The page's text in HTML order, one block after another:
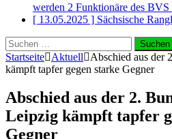
werden 2 Funktionäre des BVS
[ 13.05.2025 ] Sächsische
Suchen
nach:
Startseite Aktuell
Abschied aus der
kämpft tapfer gegen starke Gegner
Abschied aus der 2.
Leipzig kämpft tapfer
Gegner